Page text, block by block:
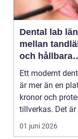
Dental lab länken
mellan
och hållbara
leenden
Ett modernt
är mer än en
kronor och
tillverkas. Det är
teknisk och ...
01 juni 2026